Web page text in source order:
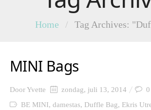
Home / Tag Archives:
MINI Bags
DoorYvette zondag, juli 13, 2014 0
BE MINI, damestas, Duffle Bag, Ekris